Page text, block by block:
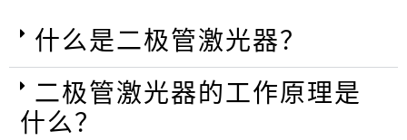
什么是二极管激光器？
二极管激光器的工作原理是
什么？